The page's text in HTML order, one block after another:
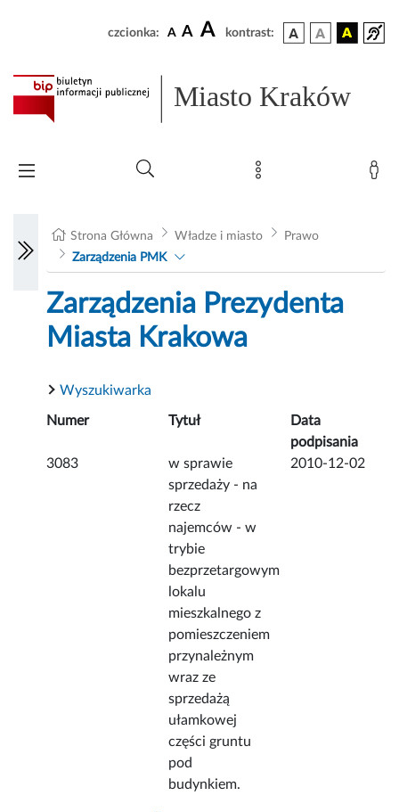
czcionka: A A A kontrast:
Miasto Kraków
Strona Główna Władze i miasto
Prawo
Zarządzenia PMK
Zarządzenia Prezydenta
Miasta Krakowa
Wyszukiwarka
Numer Tytuł
Data
podpisania
3083
w sprawie
sprzedaży - na
rzecz
najemców - w
trybie
bezprzetargowym
lokalu
mieszkalnego z
pomieszczeniem
przynależnym
wraz ze
sprzedażą
ułamkowej
części gruntu
pod
budynkiem.
2010-12-02